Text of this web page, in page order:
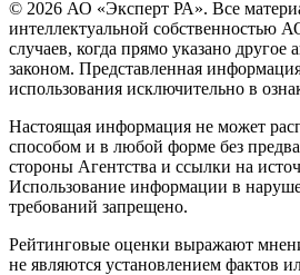
© 2026 АО «Эксперт РА». Все
интеллектуальной собственностью
случаев, когда прямо указано другое
законом. Представленная
использования исключительно в
Настоящая информация не может
способом и в любой форме без
стороны Агентства и ссылки на
Использование информации в
требований запрещено.
Рейтинговые оценки выражают
не являются установлением фактов